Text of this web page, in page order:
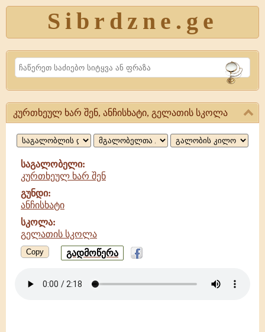
Sibrdzne.ge
Search
კურთხეულ
ხარ
შენ,
ანჩისხატი,
გელათის
სკოლა
კურთხეულ ხარ შენ, ანჩისხატი, გელათის სკოლა
საგალობელი:
კურთხეულ ხარ შენ
გუნდი:
ანჩისხატი
სკოლა:
გელათის სკოლა
Copy გადმოწერა